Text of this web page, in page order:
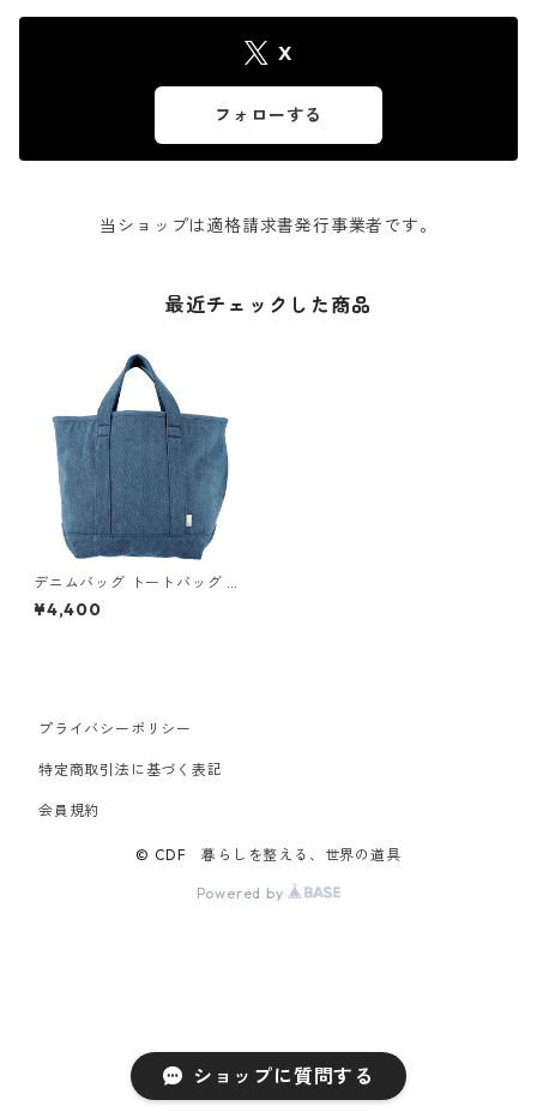
ショップに質問する
X
フォローする
当ショップは適格請求書発行事業者です。
最近チェックした商品
デニムバッグ トートバッグ R
OOTOTE ルートート ミディア
ム.デニム-A ブルー
¥4,400
プライバシーポリシー
特定商取引法に基づく表記
会員規約
© CDF 暮らしを整える、世界の道具
Powered by